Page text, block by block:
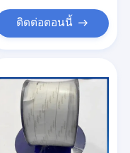
ติดต่อตอนนี้